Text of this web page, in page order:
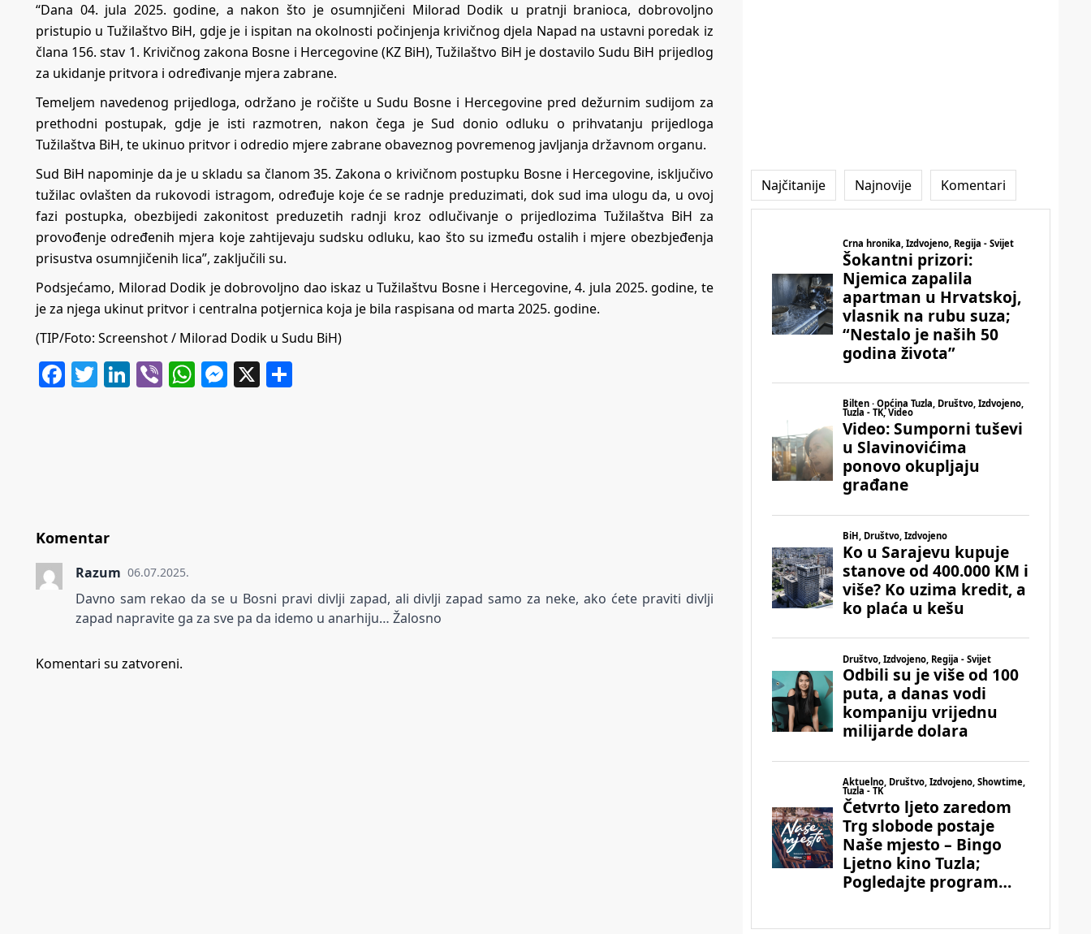
“Dana 04. jula 2025. godine, a nakon što je osumnjičeni Milorad Dodik u pratnji branioca, dobrovoljno
pristupio u Tužilaštvo BiH, gdje je i ispitan na okolnosti počinjenja krivičnog djela Napad na ustavni poredak iz
člana 156. stav 1. Krivičnog zakona Bosne i Hercegovine (KZ BiH), Tužilaštvo BiH je dostavilo Sudu BiH prijedlog
za ukidanje pritvora i određivanje mjera zabrane.
Temeljem navedenog prijedloga, održano je ročište u Sudu Bosne i Hercegovine pred dežurnim sudijom za
prethodni postupak, gdje je isti razmotren, nakon čega je Sud donio odluku o prihvatanju prijedloga
Tužilaštva BiH, te ukinuo pritvor i odredio mjere zabrane obaveznog povremenog javljanja državnom organu.
Sud BiH napominje da je u skladu sa članom 35. Zakona o krivičnom postupku Bosne i Hercegovine, isključivo
tužilac ovlašten da rukovodi istragom, određuje koje će se radnje preduzimati, dok sud ima ulogu da, u ovoj
fazi postupka, obezbijedi zakonitost preduzetih radnji kroz odlučivanje o prijedlozima Tužilaštva BiH za
provođenje određenih mjera koje zahtijevaju sudsku odluku, kao što su između ostalih i mjere obezbjeđenja
prisustva osumnjičenih lica”, zaključili su.
Podsjećamo, Milorad Dodik je dobrovoljno dao iskaz u Tužilaštvu Bosne i Hercegovine, 4. jula 2025. godine, te
je za njega ukinut pritvor i centralna potjernica koja je bila raspisana od marta 2025. godine.
(TIP/Foto: Screenshot / Milorad Dodik u Sudu BiH)
Facebook
Twitter
LinkedIn
ViberWhatsApp
Messenger
X
Komentar
Razum 06.07.2025.
Davno sam rekao da se u Bosni pravi divlji zapad, ali divlji zapad samo za neke, ako ćete praviti divlji
zapad napravite ga za sve pa da idemo u anarhiju… Žalosno
Komentari su zatvoreni.
Najčitanije Najnovije Komentari